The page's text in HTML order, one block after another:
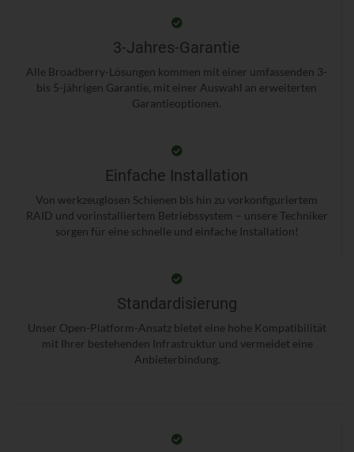
3-Jahres-Garantie
Alle Broadberry-Lösungen kommen mit einer umfassenden 3-
bis 5-jährigen Garantie, mit einer Auswahl an erweiterten
Garantieoptionen.
Einfache Installation
Von werkzeuglosen Schienen bis hin zu vorkonfiguriertem
RAID und vorinstalliertem Betriebssystem – unsere Techniker
sorgen für eine schnelle und einfache Installation!
Standardisierung
Unser Open-Platform-Ansatz bietet eine hohe Kompatibilität
mit Ihrer bestehenden Infrastruktur und vermeidet eine
Anbieterbindung.